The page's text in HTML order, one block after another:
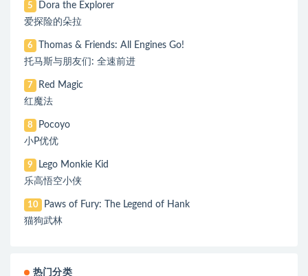
5
Dora the Explorer
爱探险的朵拉
6
Thomas & Friends: All Engines Go!
托马斯与朋友们: 全速前进
7
Red Magic
红魔法
8
Pocoyo
小P优优
9
Lego Monkie Kid
乐高悟空小侠
10
Paws of Fury: The Legend of Hank
猫狗武林
热门分类